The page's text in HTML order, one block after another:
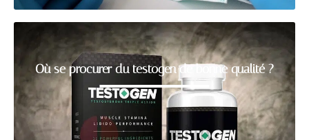
Où se procurer du testogen de bonne qualité ?